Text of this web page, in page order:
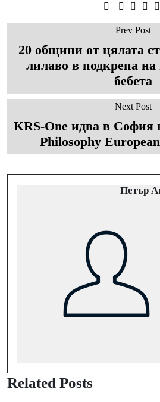
Prev Post
20 общини от цялата
лилаво в подкрепа на
бебета
Next Post
KRS-One идва в София
Philosophy
Петър
Related Posts